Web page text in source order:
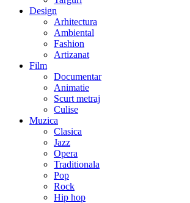
Design
Arhitectura
Ambiental
Fashion
Artizanat
Film
Documentar
Animatie
Scurt metraj
Culise
Muzica
Clasica
Jazz
Opera
Traditionala
Pop
Rock
Hip hop